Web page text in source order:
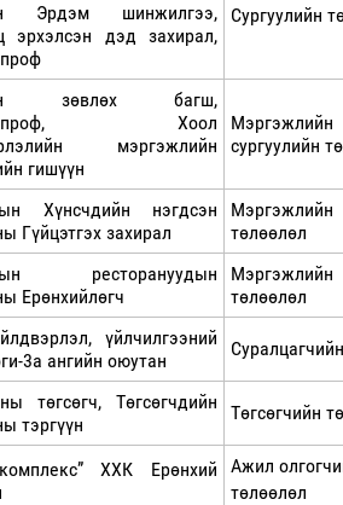
Сургуулийн
Эрдэм шинжилгээ,
эрхэлсэн дэд захирал,
зөвлөх багш,
Хоол
мэргэжлийн
гишүүн
сургуулийн
Хүнсчдийн нэгдсэн
Гүйцэтгэх захирал
төлөөлөл
ресторануудын
Ерөнхийлөгч
төлөөлөл
үйлчилгээний
3а ангийн оюутан
төгсөгч, Төгсөгчдийн
тэргүүн
Төгсөгчийн
ХХК Ерөнхий
Ажил
төлөөлөл